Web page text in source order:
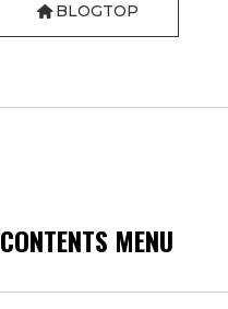
BLOGTOP
CONTENTS MENU